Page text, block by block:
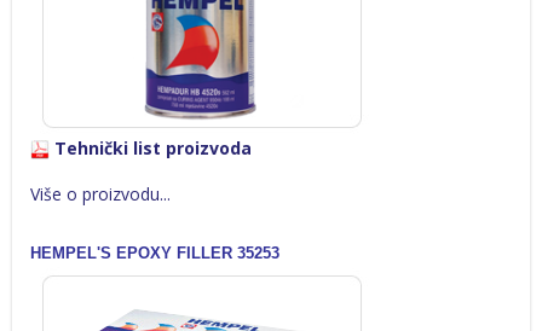
Tehnički list proizvoda
Više o proizvodu...
HEMPEL'S EPOXY FILLER 35253